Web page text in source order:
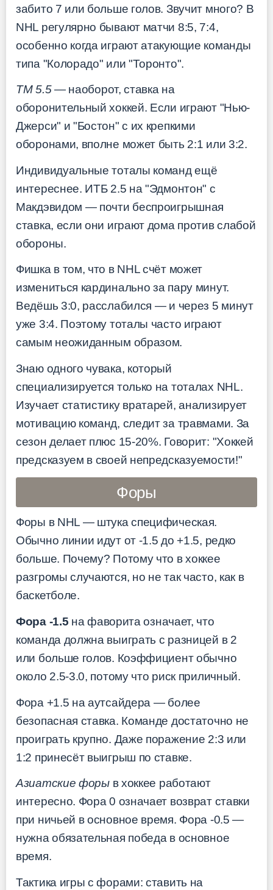
забито 7 или больше голов. Звучит много? В
NHL регулярно бывают матчи 8:5, 7:4,
особенно когда играют атакующие команды
типа "Колорадо" или "Торонто".
ТМ 5.5— наоборот, ставка на
оборонительный хоккей. Если играют "Нью-
Джерси" и "Бостон" с их крепкими
оборонами, вполне может быть 2:1 или 3:2.
Индивидуальные тоталы команд ещё
интереснее. ИТБ 2.5 на "Эдмонтон" с
Макдэвидом — почти беспроигрышная
ставка, если они играют дома против слабой
обороны.
Фишка в том, что в NHL счёт может
измениться кардинально за пару минут.
Ведёшь 3:0, расслабился — и через 5 минут
уже 3:4. Поэтому тоталы часто играют
самым неожиданным образом.
Знаю одного чувака, который
специализируется только на тоталах NHL.
Изучает статистику вратарей, анализирует
мотивацию команд, следит за травмами. За
сезон делает плюс 15-20%. Говорит: "Хоккей
предсказуем в своей непредсказуемости!"
Форы
Форы в NHL — штука специфическая.
Обычно линии идут от -1.5 до +1.5, редко
больше. Почему? Потому что в хоккее
разгромы случаются, но не так часто, как в
баскетболе.
Фора -1.5 на фаворита означает, что
команда должна выиграть с разницей в 2
или больше голов. Коэффициент обычно
около 2.5-3.0, потому что риск приличный.
Фора +1.5 на аутсайдера — более
безопасная ставка. Команде достаточно не
проиграть крупно. Даже поражение 2:3 или
1:2 принесёт выигрыш по ставке.
Азиатские форыв хоккее работают
интересно. Фора 0 означает возврат ставки
при ничьей в основное время. Фора -0.5 —
нужна обязательная победа в основное
время.
Тактика игры с форами: ставить на